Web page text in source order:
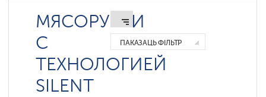
МЯСОРУБКИ
С
ТЕХНОЛОГИЕЙ
SILENT
ПАКАЗАЦЬ ФІЛЬТР
Аксэсуары
мясарубак
Мясорубки
технологией
SILENT